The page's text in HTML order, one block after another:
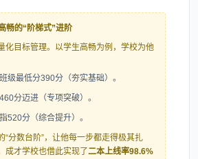
畅的“阶梯式”进阶
化目标管理。以学生高畅为例，学校为他
级最低分390分（夯实基础）。
分迈进（专项突破）。
520分（综合提升）。
“分数台阶”，让他每一步都走得极其扎
成才学校也借此实现了二本上线率98.6%